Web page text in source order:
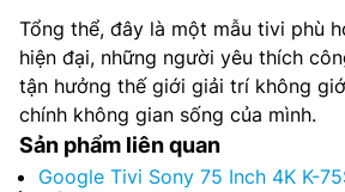
Tổng thể, đây là một mẫu tivi phù
hiện đại, những người yêu thích
tận hưởng thế giới giải trí không
chính không gian sống của mình.
Sản phẩm liên quan
Google Tivi Sony 75 Inch 4K K-